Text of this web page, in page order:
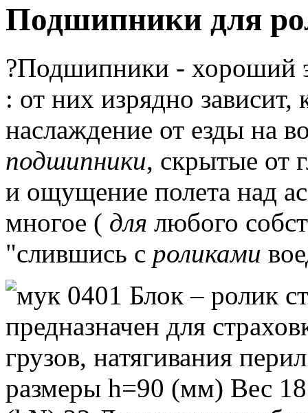
Подшипники для
?Подшипники - хороший
: от них изрядно
наслаждение от езды на
подшипники, скрытые от
и ощущение полета над
многое ( для любого
"слившись с роликами